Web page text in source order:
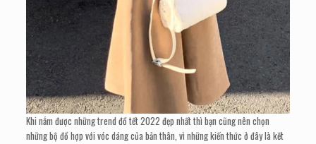
Khi nắm được những trend đồ tết 2022 đẹp nhất thì bạn cũng nên chọn
những bộ đồ hợp với vóc dáng của bản thân, vì những kiến thức ở đây là kết